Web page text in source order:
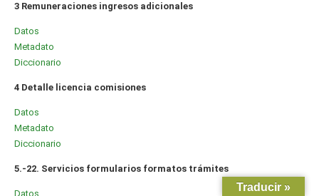
3 Remuneraciones ingresos adicionales
Datos
Metadato
Diccionario
4 Detalle licencia comisiones
Datos
Metadato
Diccionario
5.-22. Servicios formularios formatos trámites
Datos
Traducir »